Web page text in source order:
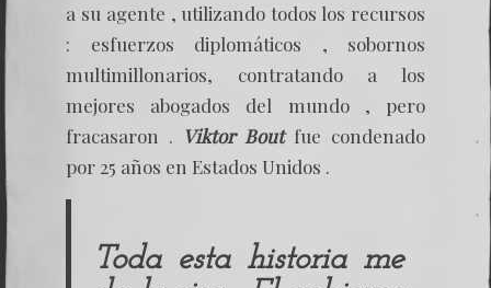
a su agente , utilizando todos los recursos
: esfuerzos diplomáticos , sobornos
multimillonarios, contratando a los
mejores abogados del mundo , pero
fracasaron . Viktor Boutfue condenado
por 25 años en Estados Unidos .
Toda esta historia me